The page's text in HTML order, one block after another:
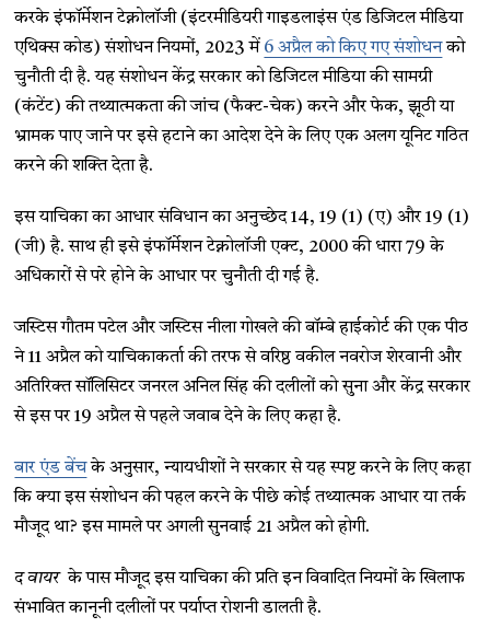
करके इंफॉर्मेशन टेक्नोलॉजी (इंटरमीडियरी गाइडलाइंस एंड डिजिटल मीडिया
एथिक्स कोड) संशोधन नियमों, 2023 में 6 अप्रैल को किए गए संशोधनको
चुनौती दी है. यह संशोधन केंद्र सरकार को डिजिटल मीडिया की सामग्री
(कंटेंट) की तथ्यात्मकता की जांच (फैक्ट-चेक) करने और फेक, झूठी या
भ्रामक पाए जाने पर इसे हटाने का आदेश देने के लिए एक अलग यूनिट गठित
करने की शक्ति देता है.
इस याचिका का आधार संविधान का अनुच्छेद 14, 19 (1) (ए) और 19 (1)
(जी) है. साथ ही इसे इंफॉर्मेशन टेक्नोलॉजी एक्ट, 2000 की धारा 79 के
अधिकारों से परे होने के आधार पर चुनौती दी गई है.
जस्टिस गौतम पटेल और जस्टिस नीला गोखले की बॉम्बे हाईकोर्ट की एक पीठ
ने 11 अप्रैल को याचिकाकर्ता की तरफ से वरिष्ठ वकील नवरोज शेरवानी और
अतिरिक्त सॉलिसिटर जनरल अनिल सिंह की दलीलों को सुना और केंद्र सरकार
से इस पर 19 अप्रैल से पहले जवाब देने के लिए कहा है.
बार एंड बेंचके अनुसार, न्यायधीशों ने सरकार से यह स्पष्ट करने के लिए कहा
कि क्या इस संशोधन की पहल करने के पीछे कोई तथ्यात्मक आधार या तर्क
मौजूद था? इस मामले पर अगली सुनवाई 21 अप्रैल को होगी.
द वायरके पास मौजूद इस याचिका की प्रति इन विवादित नियमों के खिलाफ
संभावित कानूनी दलीलों पर पर्याप्त रोशनी डालती है.